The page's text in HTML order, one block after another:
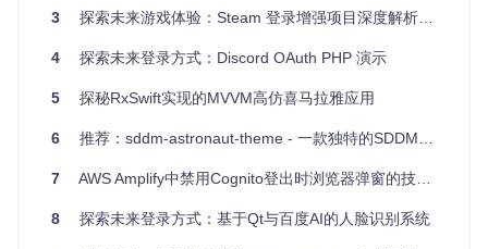
户，还是已有应用希望通过改版提升品牌识别度，它都能胜
任。其无门槛的API兼容性（支持API < 21）意味着即使是拥
有大量老设备用户的市场也能享受到这一美学盛宴。此外，项
目中融入的动画技术和创意设计思路，对于UI/UX设计师和An
droid开发者来说，也是宝贵的学习资源。
4.项目特点
兼容性强：完美适配老版本Android系统，拓宽了应用范
创新实现：通过基础API创造高级动画效果，展现了开发者
3 探索未来游戏体验：Steam 登录增强项目深度解析与推荐
4 探索未来登录方式：Discord OAuth PHP 演示
5 探秘RxSwift实现的MVVM高仿喜马拉雅应用
6 推荐：sddm-astronaut-theme - 一款独特的SDDM登录管理器主题
7 AWS Amplify中禁用Cognito登出时浏览器弹窗的技术方案
8 探索未来登录方式：基于Qt与百度AI的人脸识别系统